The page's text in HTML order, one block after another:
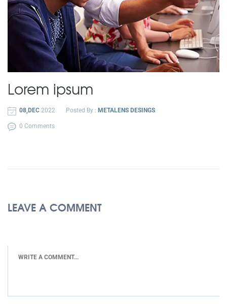
Lorem ipsum
08,DEC 2022 Posted By : METALENS DESINGS
0 Comments
LEAVE A COMMENT